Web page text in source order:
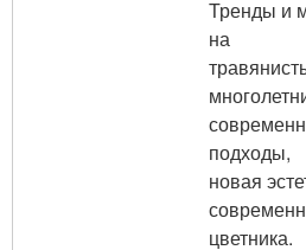
Тренды и
на
подходы,
новая
цветника.